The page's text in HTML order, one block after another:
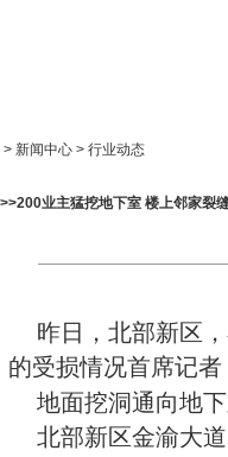
> 新闻中心 > 行业动态
>>200业主猛挖地下室 楼上邻家裂
昨日，北部新区
的受损情况首席记
地面挖洞通向地
北部新区金渝大